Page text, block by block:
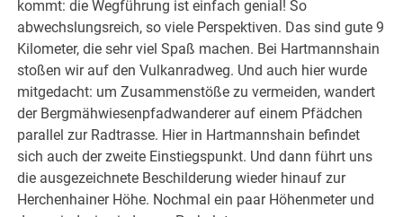
kommt: die Wegführung ist einfach genial! So
abwechslungsreich, so viele Perspektiven. Das sind gute 9
Kilometer, die sehr viel Spaß machen. Bei Hartmannshain
stoßen wir auf den Vulkanradweg. Und auch hier wurde
mitgedacht: um Zusammenstöße zu vermeiden, wandert
der Bergmähwiesenpfadwanderer auf einem Pfädchen
parallel zur Radtrasse. Hier in Hartmannshain befindet
sich auch der zweite Einstiegspunkt. Und dann führt uns
die ausgezeichnete Beschilderung wieder hinauf zur
Herchenhainer Höhe. Nochmal ein paar Höhenmeter und